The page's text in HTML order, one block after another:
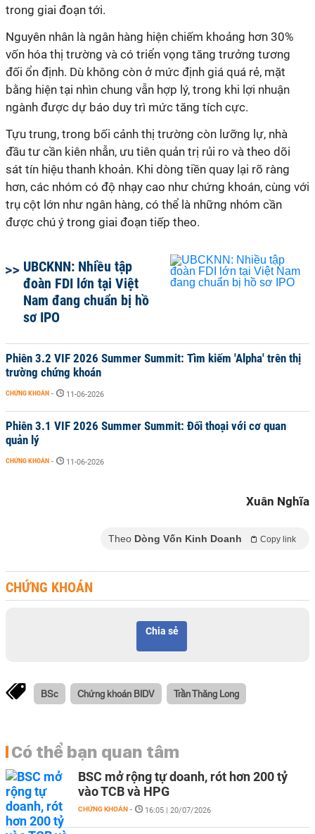
trong giai đoạn tới.
Nguyên nhân là ngân hàng hiện chiếm khoảng hơn 30%
vốn hóa thị trường và có triển vọng tăng trưởng tương
đối ổn định. Dù không còn ở mức định giá quá rẻ, mặt
bằng hiện tại nhìn chung vẫn hợp lý, trong khi lợi nhuận
ngành được dự báo duy trì mức tăng tích cực.
Tựu trung, trong bối cảnh thị trường còn lưỡng lự, nhà
đầu tư cần kiên nhẫn, ưu tiên quản trị rủi ro và theo dõi
sát tín hiệu thanh khoản. Khi dòng tiền quay lại rõ ràng
hơn, các nhóm có độ nhạy cao như chứng khoán, cùng với
trụ cột lớn như ngân hàng, có thể là những nhóm cần
được chú ý trong giai đoạn tiếp theo.
UBCKNN: Nhiều tập
đoàn FDI lớn tại Việt
Nam đang chuẩn bị hồ
sơ IPO
Phiên 3.2 VIF 2026 Summer Summit: Tìm kiếm 'Alpha' trên thị
trường chứng khoán
CHỨNG KHOÁN - 11-06-2026
Phiên 3.1 VIF 2026 Summer Summit: Đối thoại với cơ quan
quản lý
CHỨNG KHOÁN - 11-06-2026
Xuân Nghĩa
Theo Dòng Vốn Kinh Doanh Copy link
CHỨNG KHOÁN
Chia sẻ
BSc Chứng khoán BIDV Trần Thăng Long
Có thể bạn quan tâm
BSC mở rộng tự doanh, rót hơn 200 tỷ
vào TCB và HPG
CHỨNG KHOÁN - 16:05 | 20/07/2026